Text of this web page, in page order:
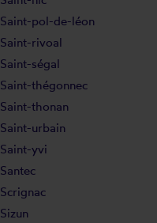
Saint-pol-de-léon
Saint-rivoal
Saint-ségal
Saint-thégonnec
Saint-thonan
Saint-urbain
Saint-yvi
Santec
Scrignac
Sizun